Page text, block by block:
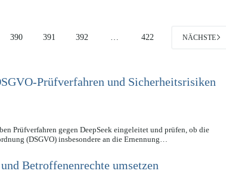
390 391 392 422 NÄCHSTE
Prüfverfahren und Sicherheitsrisiken
Prüfverfahren gegen DeepSeek eingeleitet und prüfen, ob die
(DSGVO) insbesondere an die Ernennung…
Betroffenenrechte umsetzen